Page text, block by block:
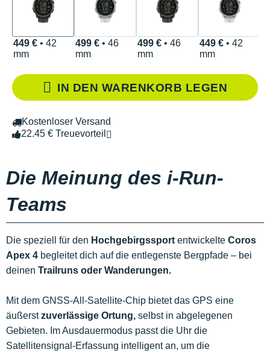
449 €• 42
mm
499 €• 46
mm
499 €• 46
mm
449 €• 42
mm
IN DEN WARENKORB LEGEN
Kostenloser Versand
22.45 € Treuevorteil
Die Meinung des i-Run-
Teams
Die speziell für den Hochgebirgssport entwickelte Coros
Apex 4 begleitet dich auf die entlegenste Bergpfade – bei
deinen Trailruns oder Wanderungen.
Mit dem GNSS-All-Satellite-Chip bietet das GPS eine
äußerstzuverlässige Ortung, selbst in abgelegenen
Gebieten. Im Ausdauermodus passt die Uhr die
Satellitensignal-Erfassung intelligent an, um die